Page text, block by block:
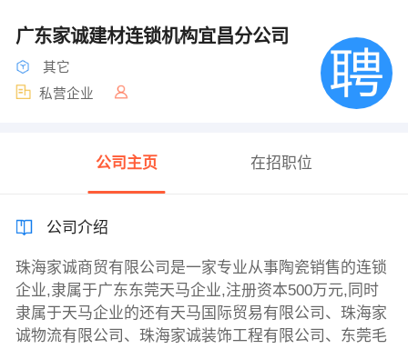
广东家诚建材连锁机构宜昌分公司
其它
私营企业
公司主页 在招职位
公司介绍
珠海家诚商贸有限公司是一家专业从事陶瓷销售的连锁
企业,隶属于广东东莞天马企业,注册资本500万元,同时
隶属于天马企业的还有天马国际贸易有限公司、珠海家
诚物流有限公司、珠海家诚装饰工程有限公司、东莞毛